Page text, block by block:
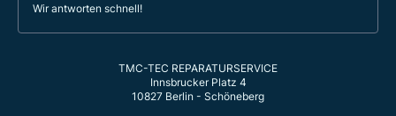
Wir antworten schnell!
TMC-TEC REPARATURSERVICE
Innsbrucker Platz 4
10827 Berlin - Schöneberg